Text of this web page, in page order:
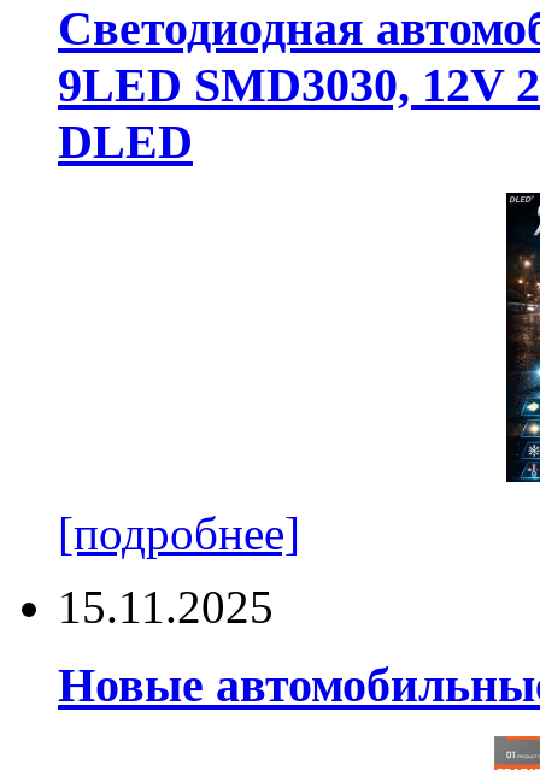
Светодиодная
9LED SMD3030, 12V
DLED
[подробнее]
15.11.2025
Новые